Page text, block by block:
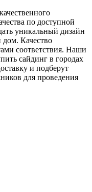
по доступной
уникальный дизайн
дом. Качество
соответствия. Наши
сайдинг в городах
и подберут
для проведения